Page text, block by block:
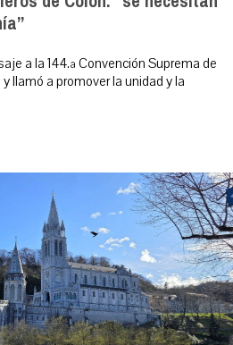
a la 144.ª Convención Suprema de
llamó a promover la unidad y la